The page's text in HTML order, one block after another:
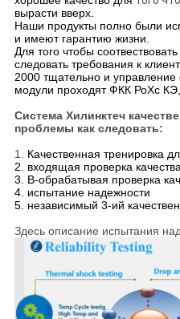
О
НАС
ЭКСКУРСИЯ
ПО
ЗАВОДУ
КОНТРОЛЬ
КАЧЕСТВА
СВЯЖИТЕСЬ
вырасти вверх.
Наши продукты полно были
и имеют гарантию жизни.
Для того чтобы
следовать требования к
2000 тщательно и
модули проходят ФКК РоХс
Система Хилинктеч
проблемы как следовать:
1. Качественная тренировка
2. входящая проверка
3. В-обрабатывая проверка
4. испытание надежности
5. независимый 3-ий
Здесь описание испытания